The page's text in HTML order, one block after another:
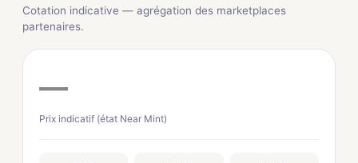
Cotation indicative — agrégation des marketplaces
partenaires.
—
Prix indicatif (état Near Mint)